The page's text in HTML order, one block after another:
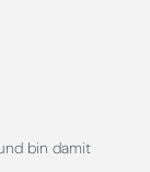
bin damit